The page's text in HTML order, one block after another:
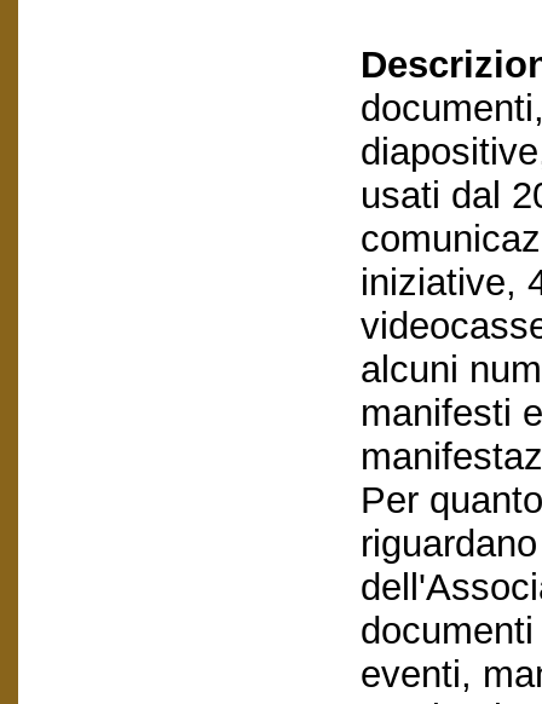
usati dal
iniziative,
alcuni
manifesti
Per
eventi,